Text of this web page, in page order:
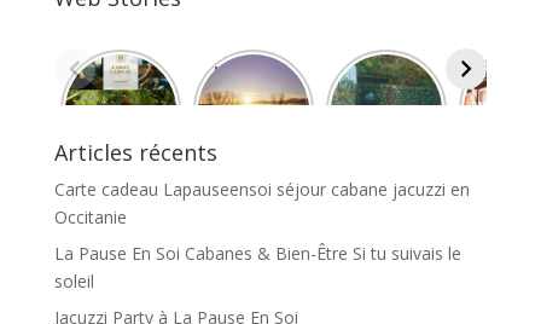
Carte
cadeau
cabane
jacuzzi en
Occitanie
La Pause
En Soi
suivais le
soleil
Jacuzzi
Party à La
Articles récents
Carte cadeau Lapauseensoi séjour cabane jacuzzi en
Occitanie
La Pause En Soi Cabanes & Bien-Être Si tu suivais le
soleil
Jacuzzi Party à La Pause En Soi